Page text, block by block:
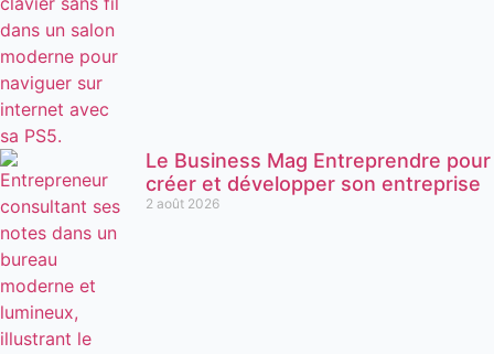
Le Business Mag Entreprendre pour
créer et développer son entreprise
2 août 2026